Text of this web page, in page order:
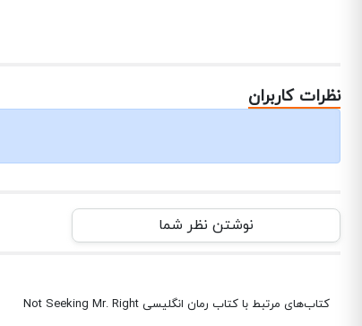
نظرات کاربران
نوشتن نظر شما
کتاب‌های مرتبط با کتاب رمان انگلیسی Not Seeking Mr. Right